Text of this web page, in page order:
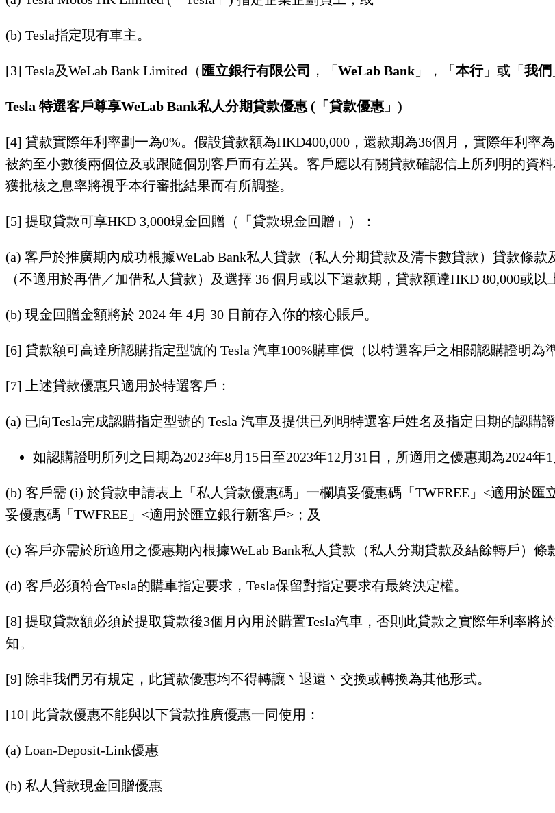
(b) Tesla指定現有車主。
[3] Tesla及WeLab Bank Limited（ 匯立銀行有限公司 ，「 WeLab Bank 」，「 本行」或「 我們
Tesla 特選客戶尊享WeLab Bank私人分期貸款優惠 (「貸款優惠」)
[4] 貸款實際年利率劃一為0%。假設貸款額為HKD400,000，還款期為36個月，實際年利率
被約至小數後兩個位及或跟隨個別客戶而有差異。客戶應以有關貸款確認信上所列明的資
獲批核之息率將視乎本行審批結果而有所調整。
[5] 提取貸款可享HKD 3,000現金回贈（「貸款現金回贈」）：
(a) 客戶於推廣期內成功根據WeLab Bank私人貸款（私人分期貸款及清卡數貸款）貸款條
（不適用於再借／加借私人貸款）及選擇 36 個月或以下還款期，貸款額達HKD 80,000或以
(b) 現金回贈金額將於 2024 年 4月 30 日前存入你的核心賬戶。
[6] 貸款額可高達所認購指定型號的 Tesla 汽車100%購車價（以特選客戶之相關認購證明為
[7] 上述貸款優惠只適用於特選客戶：
(a) 已向Tesla完成認購指定型號的 Tesla 汽車及提供已列明特選客戶姓名及指定日期的認購證
如認購證明所列之日期為2023年8月15日至2023年12月31日，所適用之優惠期為2024年1
(b) 客戶需 (i) 於貸款申請表上「私人貸款優惠碼」一欄填妥優惠碼「TWFREE」<適用於
妥優惠碼「TWFREE」<適用於匯立銀行新客戶>；及
(c) 客戶亦需於所適用之優惠期內根據WeLab Bank私人貸款（私人分期貸款及結餘轉戶）條
(d) 客戶必須符合Tesla的購車指定要求，Tesla保留對指定要求有最終決定權。
[8] 提取貸款額必須於提取貸款後3個月內用於購置Tesla汽車，否則此貸款之實際年利率將
知。
[9] 除非我們另有規定，此貸款優惠均不得轉讓丶退還丶交換或轉換為其他形式。
[10] 此貸款優惠不能與以下貸款推廣優惠一同使用：
(a) Loan-Deposit-Link優惠
(b) 私人貸款現金回贈優惠